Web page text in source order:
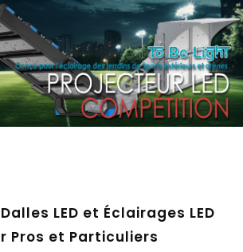

LED et Éclairages LED
Pros et Particuliers